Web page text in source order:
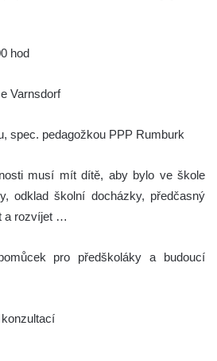
hod
Varnsdorf
spec. pedagožkou PPP Rumburk
musí mít dítě, aby bylo ve škole
odklad školní docházky, předčasný
a rozvíjet …
pro předškoláky a budoucí